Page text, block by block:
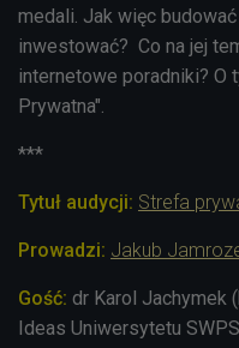
medali. Jak więc
inwestować? Co na jej
internetowe poradniki? O
Prywatna".
***
Tytuł audycji: Strefa
Prowadzi: Jakub
Gość: dr Karol Jachymek
Ideas Uniwersytetu